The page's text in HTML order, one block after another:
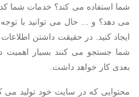
شما استفاده می کند؟ خدمات شما
می دهد؟ و ... حال می توانید با
ایجاد کنید. در حقیقت داشتن
شما جستجو می کنند بسیار اهمیت
بعدی کار خواهد داشت.
محتوایی که در سایت خود تولید می